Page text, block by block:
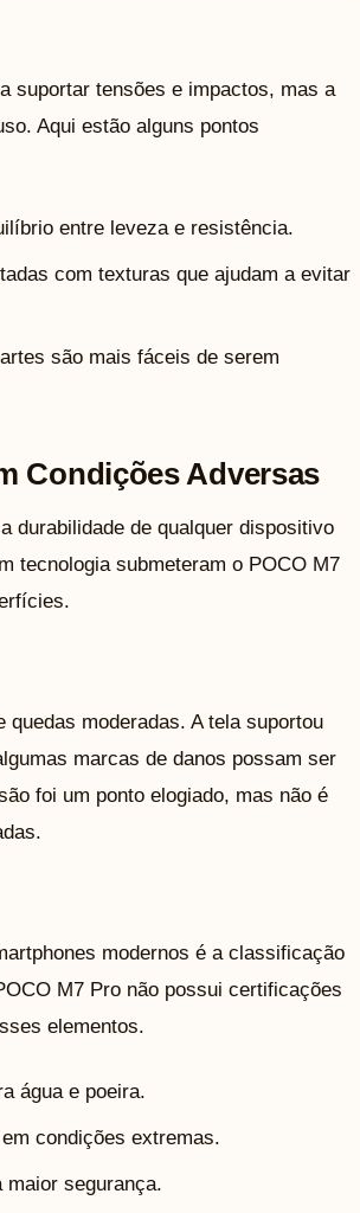
suportar tensões e impactos, mas a
Aqui estão alguns pontos
entre leveza e resistência.
com texturas que ajudam a evitar
são mais fáceis de serem
Condições Adversas
durabilidade de qualquer dispositivo
tecnologia submeteram o POCO M7
moderadas. A tela suportou
marcas de danos possam ser
foi um ponto elogiado, mas não é
modernos é a classificação
M7 Pro não possui certificações
elementos.
água e poeira.
condições extremas.
maior segurança.